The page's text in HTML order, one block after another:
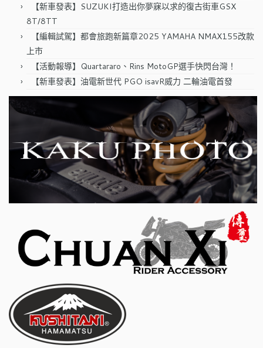
【新車發表】SUZUKI打造出你夢寐以求的復古街車GSX
8T/8TT
【編輯試駕】都會旅跑新篇章2025 YAMAHA NMAX155改款
上市
【活動報導】Quartararo、Rins MotoGP選手快閃台灣！
【新車發表】油電新世代 PGO isavR威力 二輪油電首發